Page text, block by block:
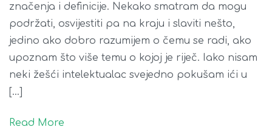
značenja i definicije. Nekako smatram da mogu
podržati, osvijestiti pa na kraju i slaviti nešto,
jedino ako dobro razumijem o čemu se radi, ako
upoznam što više temu o kojoj je riječ. Iako nisam
neki žešći intelektualac svejedno pokušam ići u
[…]
Read More